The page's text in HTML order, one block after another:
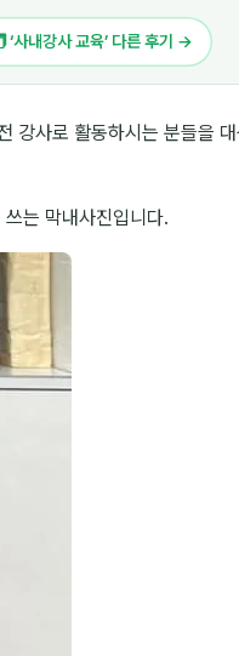
사내강사 교육’ 다른 후기 →
강사로 활동하시는 분들을
는 막내사진입니다.